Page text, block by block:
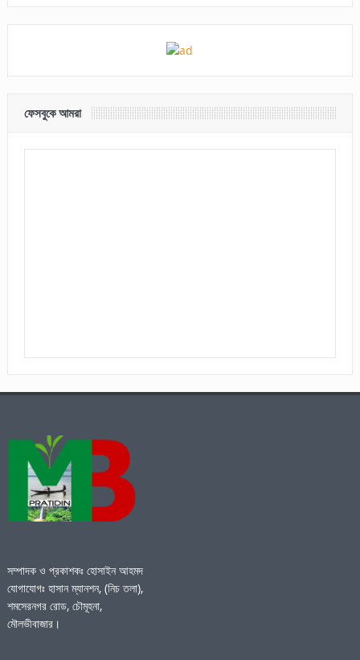
ফেসবুকে আমরা
সম্পাদক ও প্রকাশকঃ হোসাইন আহমদ
যোগাযোগঃ হাসান ম্যানশন, (নিচ তলা),
শমসেরনগর রোড, চৌমূহনা,
মৌলভীবাজার।